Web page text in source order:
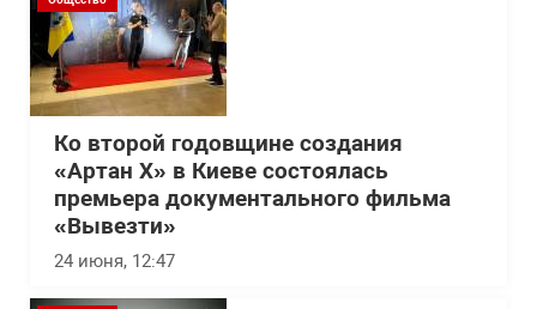
Ко второй годовщине создания
«Артан Х» в Киеве состоялась
премьера документального фильма
«Вывезти»
24 июня, 12:47